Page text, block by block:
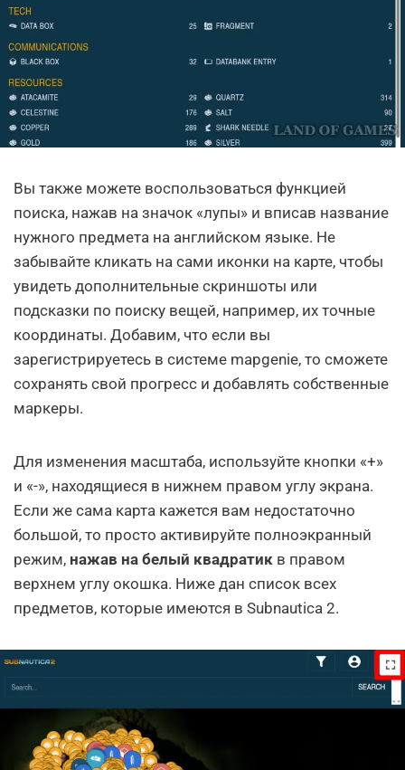
Вы также можете воспользоваться функцией
поиска, нажав на значок «лупы» и вписав название
нужного предмета на английском языке. Не
забывайте кликать на сами иконки на карте, чтобы
увидеть дополнительные скриншоты или
подсказки по поиску вещей, например, их точные
координаты. Добавим, что если вы
зарегистрируетесь в системе mapgenie, то сможете
сохранять свой прогресс и добавлять собственные
маркеры.
Для изменения масштаба, используйте кнопки «+»
и «-», находящиеся в нижнем правом углу экрана.
Если же сама карта кажется вам недостаточно
большой, то просто активируйте полноэкранный
режим, нажав на белый квадратик в правом
верхнем углу окошка. Ниже дан список всех
предметов, которые имеются в Subnautica 2.